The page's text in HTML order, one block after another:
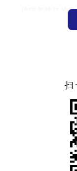
伴随着悠扬的
导员的带领下普及
(通讯员 饶星苑
扫